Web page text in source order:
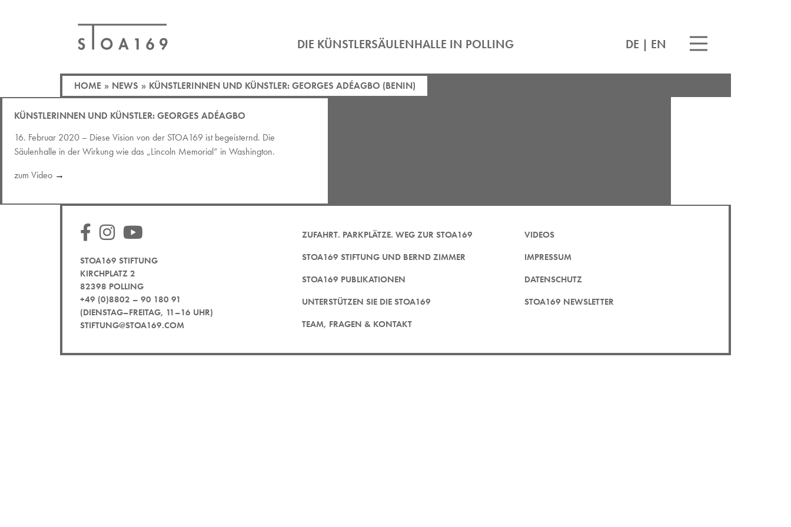
DIE KÜNSTLERSÄULENHALLE IN POLLING DE | EN
HOME » NEWS » KÜNSTLERINNEN UND KÜNSTLER: GEORGES ADÉAGBO (BENIN)
KÜNSTLERINNEN UND KÜNSTLER: GEORGES ADÉAGBO
16. Februar 2020 – Diese Vision von der STOA169 ist begeisternd. Die
Säulenhalle in der Wirkung wie das „Lincoln Memorial“ in Washington.
zum Video →
STOA169 STIFTUNG
KIRCHPLATZ 2
82398 POLLING
+49 (0)8802 – 90 180 91
(DIENSTAG–FREITAG, 11–16 UHR)
STIFTUNG@STOA169.COM
ZUFAHRT. PARKPLÄTZE. WEG ZUR STOA169
STOA169 STIFTUNG UND BERND ZIMMER
STOA169 PUBLIKATIONEN
UNTERSTÜTZEN SIE DIE STOA169
TEAM, FRAGEN & KONTAKT
VIDEOS
IMPRESSUM
DATENSCHUTZ
STOA169 NEWSLETTER